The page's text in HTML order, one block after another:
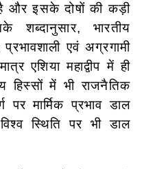
और इसके दोषों की कड़ी
भारतीय
एवं अग्रगामी
एशिया महाद्वीप में ही
हिस्सों में भी राजनैतिक
पर मार्मिक प्रभाव डाल
स्थिति पर भी डाल